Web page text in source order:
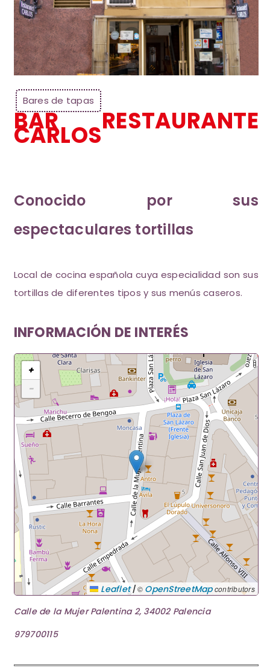
Bares de tapas
BAR RESTAURANTE
CARLOS
Conocido por sus
espectaculares tortillas
Local de cocina española cuya especialidad son sus
tortillas de diferentes tipos y sus menús caseros.
INFORMACIÓN DE INTERÉS
+
−
Leaflet|© OpenStreetMapcontributors
Calle de la Mujer Palentina 2, 34002 Palencia
979700115